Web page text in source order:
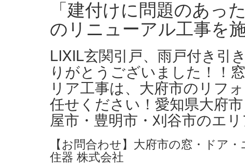
「建付けに問題のあっ
のリニューアル工事を
LIXIL玄関引戸、雨戸付き引
りがとうございました！！
リア工事は、大府市のリフ
任せください！愛知県大府
屋市・豊明市・刈谷市のエ
【お問合わせ】大府市の窓・ドア
住器 株式会社